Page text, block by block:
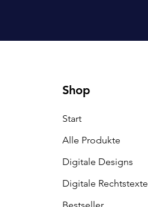
Shop
Start
Alle Produkte
Digitale Designs
Digitale Rechtstexte
Bestseller